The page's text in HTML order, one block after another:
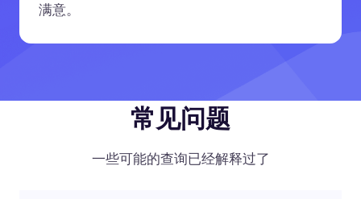
满意。
常见问题
一些可能的查询已经解释过了